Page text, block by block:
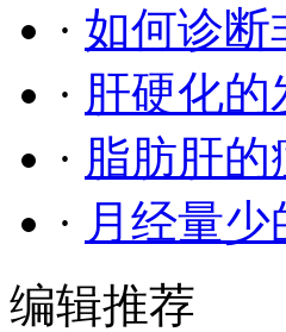
· 如何诊断
· 肝硬化
· 脂肪肝
· 月经量
编辑推荐